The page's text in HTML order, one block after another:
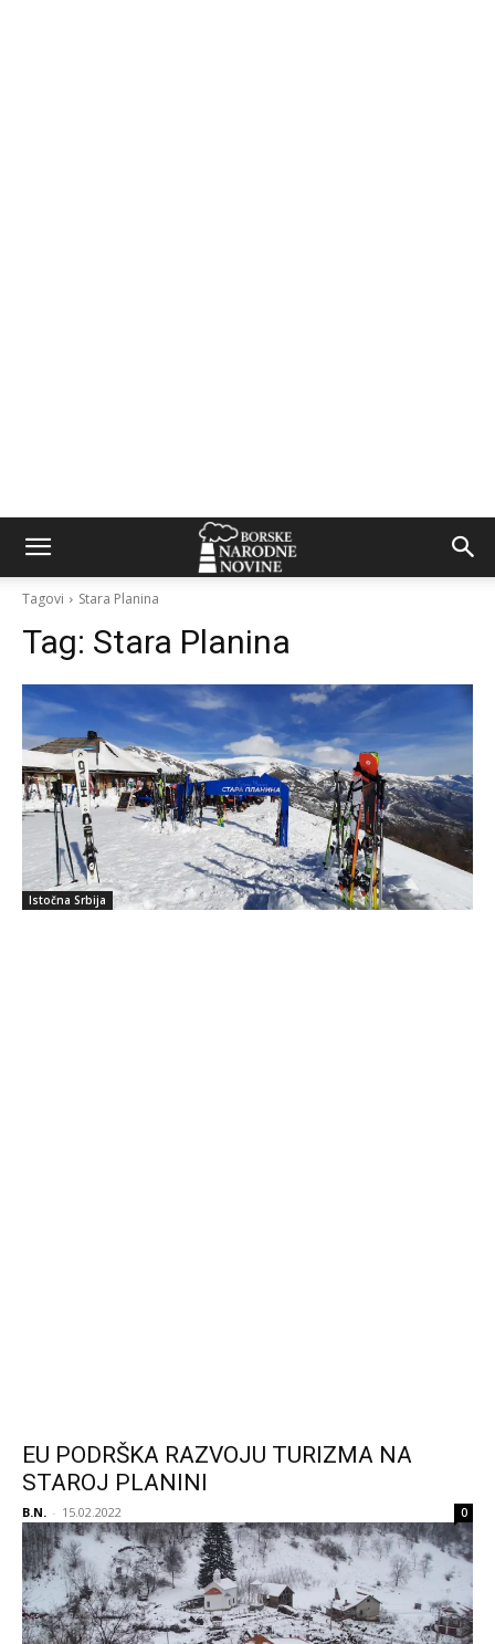
Tagovi Stara Planina
Tag: Stara Planina
Istočna Srbija
EU PODRŠKA RAZVOJU TURIZMA NA
STAROJ PLANINI
B.N. - 15.02.2022 0